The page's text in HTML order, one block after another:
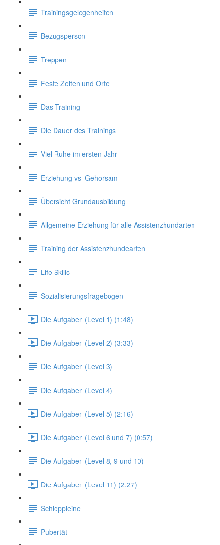
Trainingsgelegenheiten
Bezugsperson
Treppen
Feste Zeiten und Orte
Das Training
Die Dauer des Trainings
Viel Ruhe im ersten Jahr
Erziehung vs. Gehorsam
Übersicht Grundausbildung
Allgemeine Erziehung für alle Assistenzhundarten
Training der Assistenzhundearten
Life Skills
Sozialisierungsfragebogen
Die Aufgaben (Level 1) (1:48)
Die Aufgaben (Level 2) (3:33)
Die Aufgaben (Level 3)
Die Aufgaben (Level 4)
Die Aufgaben (Level 5) (2:16)
Die Aufgaben (Level 6 und 7) (0:57)
Die Aufgaben (Level 8, 9 und 10)
Die Aufgaben (Level 11) (2:27)
Schleppleine
Pubertät